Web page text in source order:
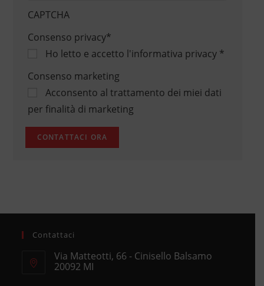
CAPTCHA
Consenso privacy*
Ho letto e accetto l'informativa privacy*
Consenso marketing
Acconsento al trattamento dei miei dati
per finalità di marketing
Contattaci
Via Matteotti, 66 - Cinisello Balsamo
20092 MI